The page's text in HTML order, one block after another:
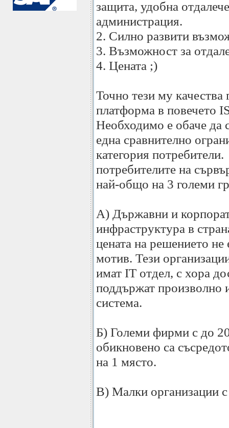
защита, удобна
администрация.
2. Силно развити
3. Възможност за
4. Цената ;)
Точно тези му качества
платформа в повечето
Необходимо е обаче да
една сравнително
категория
потребителите на
най-общо на 3 големи
А) Държавни и
инфраструктура в
цената на решението
мотив. Тези
имат IT отдел, с хора
поддържат произволно
система.
Б) Големи фирми с до
обикновено са
на 1 място.
В) Малки организации